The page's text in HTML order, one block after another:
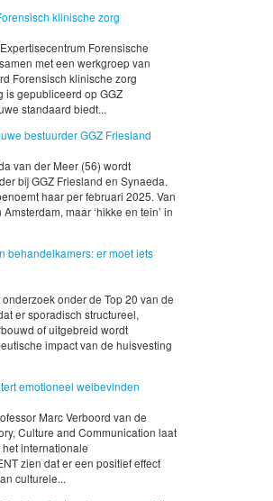
klinische zorg
Forensische
met een werkgroep van
Forensisch klinische zorg
is gepubliceerd op GGZ
standaard biedt...
bestuurder GGZ Friesland
van der Meer (56) wordt
bij GGZ Friesland en Synaeda.
haar per februari 2025. Van
maar ‘hikke en tein’ in
behandelkamers: er moet iets
onder de Top 20 van de
er sporadisch structureel,
of uitgebreid wordt
impact van de huisvesting
emotioneel welbevinden
Marc Verboord van de
Culture and Communication laat
het internationale
zien dat er een positief effect
culturele...